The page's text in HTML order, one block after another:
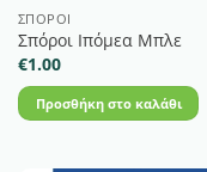
ΣΠΌΡΟΙ
Σπόροι Ιπόμεα Μπλε
€1.00
Προσθήκη στο καλάθι